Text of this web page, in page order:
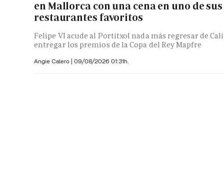
en Mallorca con una cena en uno de sus
restaurantes favoritos
Felipe VI acude al Portitxol nada más regresar de
entregar los premios de la Copa del Rey Mapfre
Angie Calero | 09/08/2026 01:31h.